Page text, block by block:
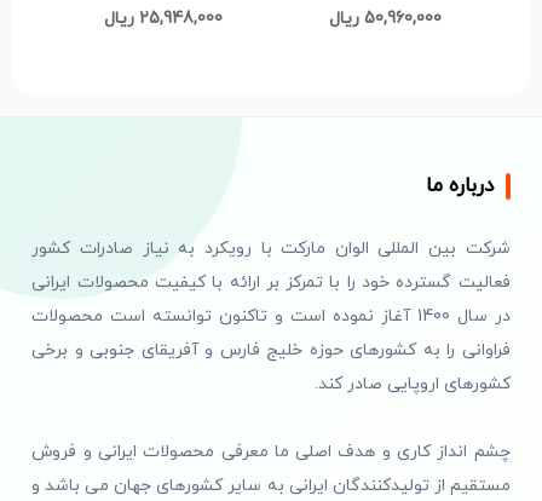
عمده
50,960,000 ریال 25,948,000 ریال
درباره ما
شرکت بین المللی الوان مارکت با رویکرد به نیاز صادرات کشور
فعالیت گسترده خود را با تمرکز بر ارائه با کیفیت محصولات ایرانی
در سال 1400 آغاز نموده است و تاکنون توانسته است محصولات
فراوانی را به کشورهای حوزه خلیج فارس و آفریقای جنوبی و برخی
کشورهای اروپایی صادر کند.
چشم انداز کاری و هدف اصلی ما معرفی محصولات ایرانی و فروش
مستقیم از تولیدکنندگان ایرانی به سایر کشورهای جهان می باشد و